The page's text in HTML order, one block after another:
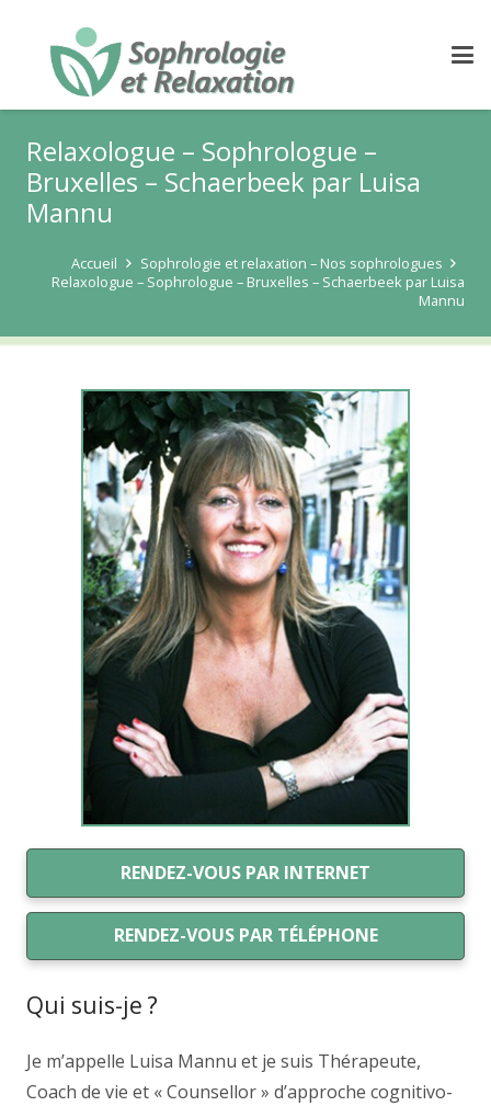
Relaxologue – Sophrologue –
Bruxelles – Schaerbeek par Luisa
Mannu
Accueil
Sophrologie et relaxation – Nos sophrologues
Relaxologue – Sophrologue – Bruxelles – Schaerbeek par Luisa
Mannu
Qui suis-je ?
Je m’appelle Luisa Mannu et je suis Thérapeute,
Coach de vie et « Counsellor » d’approche cognitivo-
RENDEZ-VOUS PAR INTERNET
RENDEZ-VOUS PAR TÉLÉPHONE